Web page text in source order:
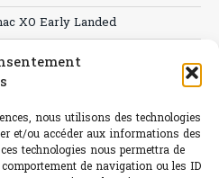
nous utilisons des technologies
et/ou accéder aux informations des
technologies nous permettra de
de navigation ou les ID
XO Early Landed
espagnole » ?